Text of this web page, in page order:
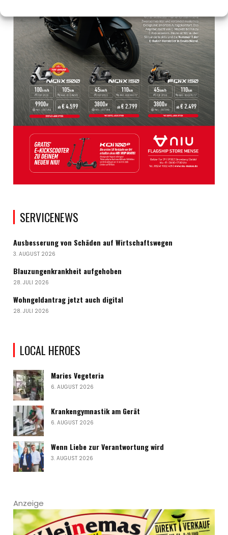
SERVICENEWS
Ausbesserung von Schäden auf Wirtschaftswegen
3. AUGUST 2026
Blauzungenkrankheit aufgehoben
28. JULI 2026
Wohngeldantrag jetzt auch digital
28. JULI 2026
LOCAL HEROES
Maries Vegeteria
6. AUGUST 2026
Krankengymnastik am Gerät
6. AUGUST 2026
Wenn Liebe zur Verantwortung wird
3. AUGUST 2026
Anzeige